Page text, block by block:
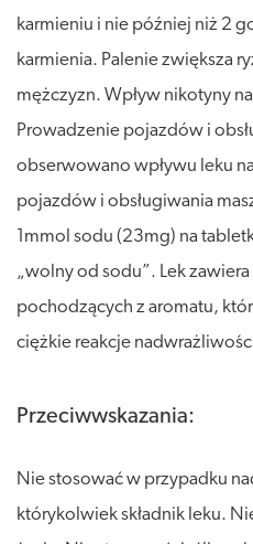
karmieniu i nie później niż 2
karmienia. Palenie zwiększa
mężczyzn. Wpływ nikotyny
Prowadzenie pojazdów i
obserwowano wpływu leku
pojazdów i obsługiwania
1mmol sodu (23mg) na
„wolny od sodu”. Lek
pochodzących z aromatu,
ciężkie reakcje
Przeciwwskazania:
Nie stosować w przypadku
którykolwiek składnik leku.